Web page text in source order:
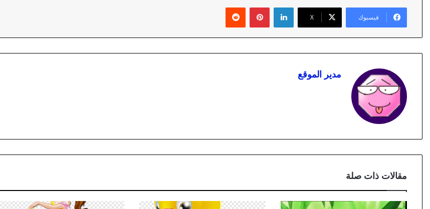
فيسبوك X
لينكدإن بينتيريست
مدير الموقع
مقالات ذات صلة